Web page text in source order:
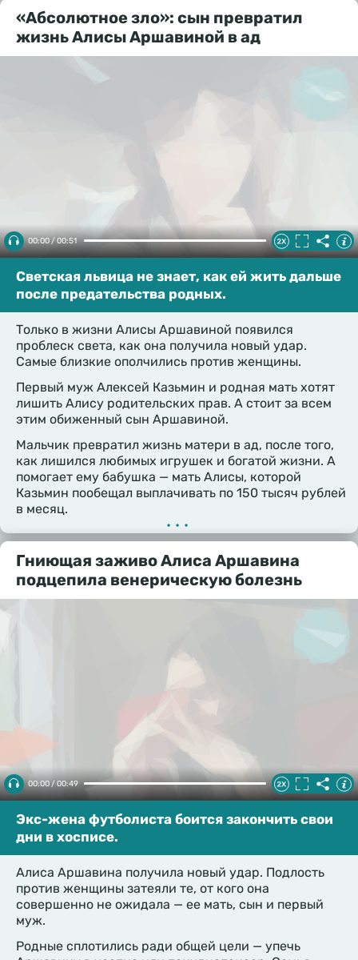
«Абсолютное зло»: сын превратил
жизнь Алисы Аршавиной в ад
00:00 / 00:51
Светская львица не знает, как ей жить дальше
после предательства родных.
Только в жизни Алисы Аршавиной появился
проблеск света, как она получила новый удар.
Самые близкие ополчились против женщины.
Первый муж Алексей Казьмин и родная мать хотят
лишить Алису родительских прав. А стоит за всем
этим обиженный сын Аршавиной.
Мальчик превратил жизнь матери в ад, после того,
как лишился любимых игрушек и богатой жизни. А
помогает ему бабушка — мать Алисы, которой
Казьмин пообещал выплачивать по 150 тысяч рублей
в месяц.
•••
Гниющая заживо Алиса Аршавина
подцепила венерическую болезнь
00:00 / 00:49
Экс-жена футболиста боится закончить свои
дни в хосписе.
Алиса Аршавина получила новый удар. Подлость
против женщины затеяли те, от кого она
совершенно не ожидала — ее мать, сын и первый
муж.
Родные сплотились ради общей цели — упечь